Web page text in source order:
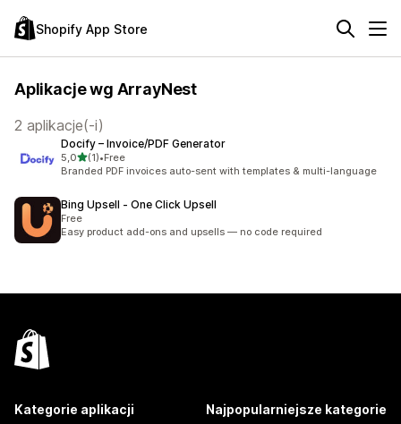
Shopify App Store
Aplikacje wg ArrayNest
2 aplikacje(-i)
Docify – Invoice/PDF Generator
5,0na 5 gwiazdek
(1)
Łączna liczba recenzji: 1
•Free
Branded PDF invoices auto-sent with templates & multi-language
Bing Upsell ‑ One Click Upsell
Free
Easy product add-ons and upsells — no code required
Kategorie aplikacji Najpopularniejsze kategorie